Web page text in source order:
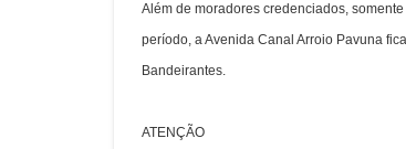
Além de moradores credenciados,
período, a Avenida Canal Arroio Pavuna
Bandeirantes.
ATENÇÃO